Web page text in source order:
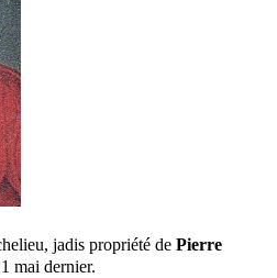
jadis propriété de Pierre
mai dernier.